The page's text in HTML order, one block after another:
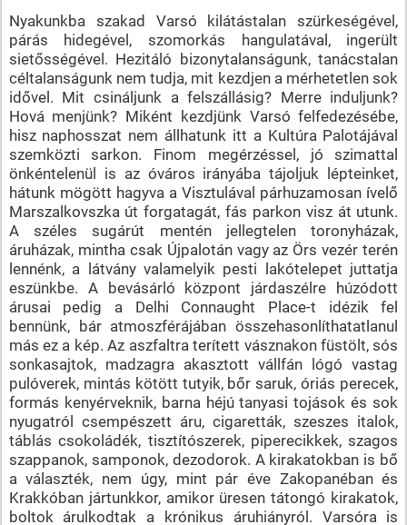
Nyakunkba szakad Varsó kilátástalan szürkeségével,
párás hidegével, szomorkás hangulatával, ingerült
sietősségével. Hezitáló bizonytalanságunk, tanácstalan
céltalanságunk nem tudja, mit kezdjen a mérhetetlen sok
idővel. Mit csináljunk a felszállásig? Merre induljunk?
Hová menjünk? Miként kezdjünk Varsó felfedezésébe,
hisz naphosszat nem állhatunk itt a Kultúra Palotájával
szemközti sarkon. Finom megérzéssel, jó szimattal
önkéntelenül is az óváros irányába tájoljuk lépteinket,
hátunk mögött hagyva a Visztulával párhuzamosan ívelő
Marszalkovszka út forgatagát, fás parkon visz át utunk.
A széles sugárút mentén jellegtelen toronyházak,
áruházak, mintha csak Újpalotán vagy az Örs vezér terén
lennénk, a látvány valamelyik pesti lakótelepet juttatja
eszünkbe. A bevásárló központ járdaszélre húzódott
árusai pedig a Delhi Connaught Place-t idézik fel
bennünk, bár atmoszférájában összehasonlíthatatlanul
más ez a kép. Az aszfaltra terített vásznakon füstölt, sós
sonkasajtok, madzagra akasztott vállfán lógó vastag
pulóverek, mintás kötött tutyik, bőr saruk, óriás perecek,
formás kenyérveknik, barna héjú tanyasi tojások és sok
nyugatról csempészett áru, cigaretták, szeszes italok,
táblás csokoládék, tisztítószerek, piperecikkek, szagos
szappanok, samponok, dezodorok. A kirakatokban is bő
a választék, nem úgy, mint pár éve Zakopanéban és
Krakkóban jártunkkor, amikor üresen tátongó kirakatok,
boltok árulkodtak a krónikus áruhiányról. Varsóra is